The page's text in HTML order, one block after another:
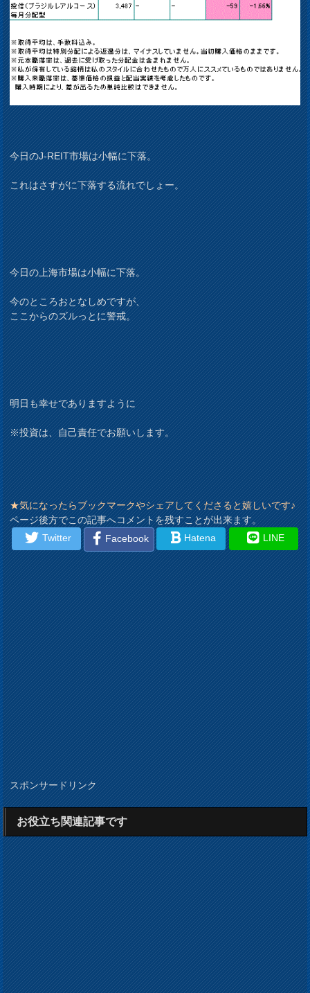
今日のJ-REIT市場は小幅に下落。
これはさすがに下落する流れでしょー。
今日の上海市場は小幅に下落。
今のところおとなしめですが、
ここからのズルっとに警戒。
明日も幸せでありますように
※投資は、自己責任でお願いします。
★気になったらブックマークやシェアしてくださると嬉しいです♪
ページ後方でこの記事へコメントを残すことが出来ます。
Twitter
Facebook Hatena LINE
スポンサードリンク
お役立ち関連記事です